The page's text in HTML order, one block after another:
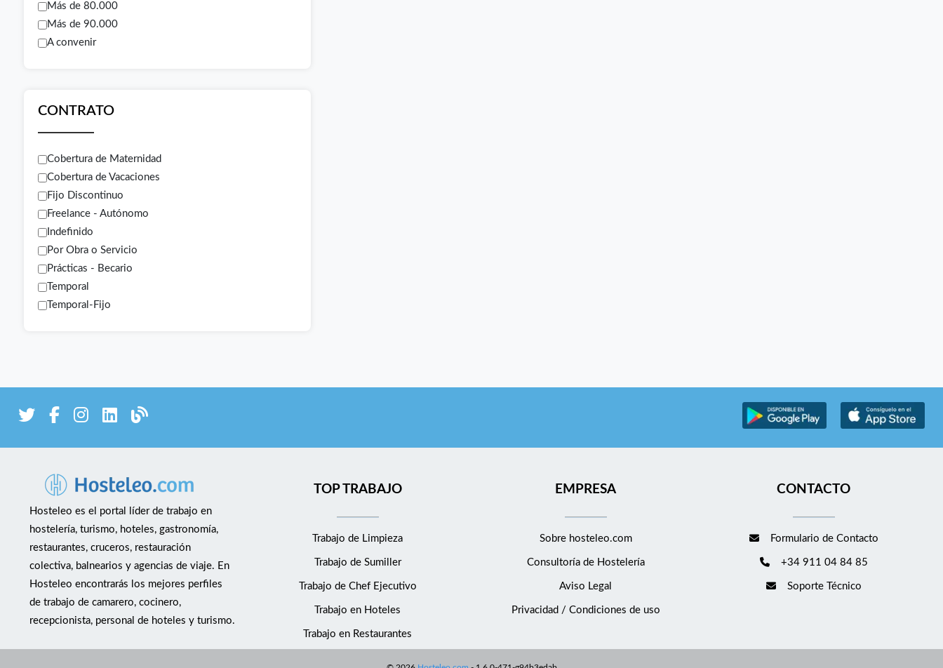
Más de 80.000
Más de 90.000
A convenir
CONTRATO
Cobertura de Maternidad
Cobertura de Vacaciones
Fijo Discontinuo
Freelance - Autónomo
Indefinido
Por Obra o Servicio
Prácticas - Becario
Temporal
Temporal-Fijo
Hosteleo es el portal líder de trabajo en
hostelería, turismo, hoteles, gastronomía,
restaurantes, cruceros, restauración
colectiva, balnearios y agencias de viaje. En
Hosteleo encontrarás los mejores perfiles
de trabajo de camarero, cocinero,
recepcionista, personal de hoteles y turismo.
TOP TRABAJO
Trabajo de Limpieza
Trabajo de Sumiller
Trabajo de Chef Ejecutivo
Trabajo en Hoteles
Trabajo en Restaurantes
EMPRESA
Sobre hosteleo.com
Consultoría de Hostelería
Aviso Legal
Privacidad / Condiciones de uso
CONTACTO
Formulario de Contacto
+34 911 04 84 85
Soporte Técnico